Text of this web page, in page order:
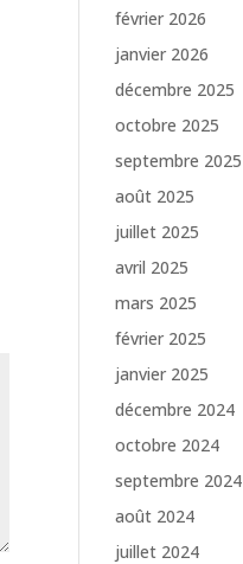
février 2026
janvier 2026
décembre 2025
octobre 2025
septembre 2025
août 2025
juillet 2025
avril 2025
mars 2025
février 2025
janvier 2025
décembre 2024
octobre 2024
septembre 2024
août 2024
juillet 2024